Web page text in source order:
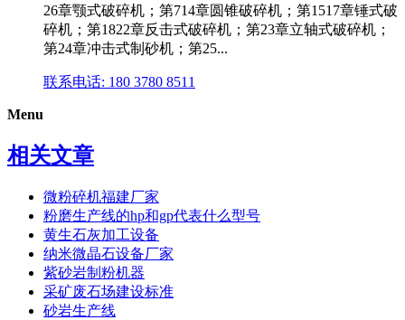
26章颚式破碎机；第714章圆锥破碎机；第1517章锤式破
碎机；第1822章反击式破碎机；第23章立轴式破碎机；
第24章冲击式制砂机；第25...
联系电话: 180 3780 8511
Menu
相关文章
微粉碎机福建厂家
粉磨生产线的hp和gp代表什么型号
黄生石灰加工设备
纳米微晶石设备厂家
紫砂岩制粉机器
采矿废石场建设标准
砂岩生产线